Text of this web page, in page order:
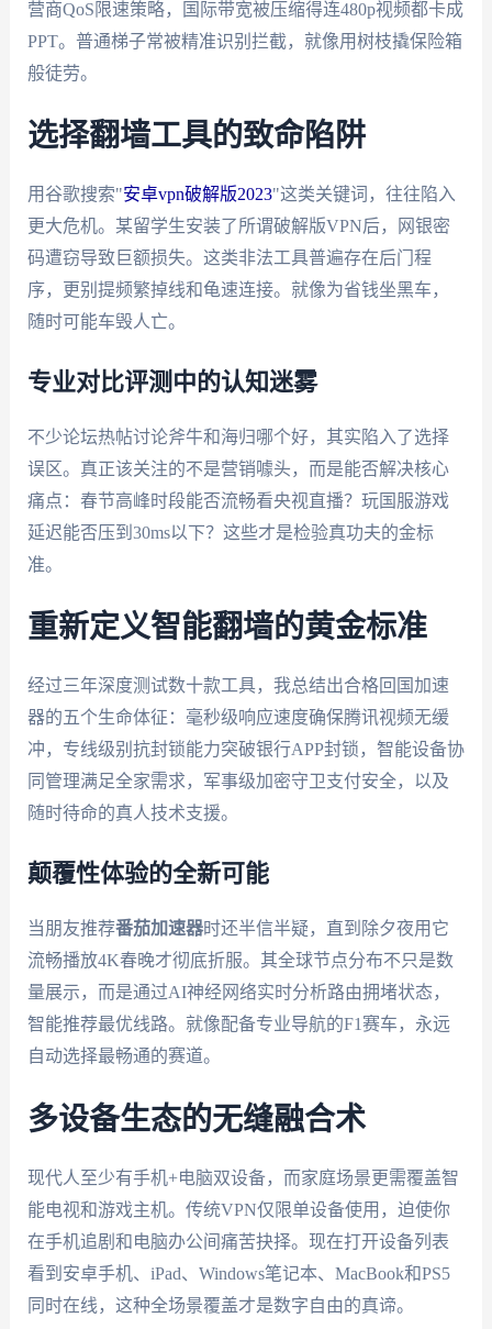
营商QoS限速策略，国际带宽被压缩得连480p视频都卡成
PPT。普通梯子常被精准识别拦截，就像用树枝撬保险箱
般徒劳。
选择翻墙工具的致命陷阱
用谷歌搜索"安卓vpn破解版2023"这类关键词，往往陷入
更大危机。某留学生安装了所谓破解版VPN后，网银密
码遭窃导致巨额损失。这类非法工具普遍存在后门程
序，更别提频繁掉线和龟速连接。就像为省钱坐黑车，
随时可能车毁人亡。
专业对比评测中的认知迷雾
不少论坛热帖讨论斧牛和海归哪个好，其实陷入了选择
误区。真正该关注的不是营销噱头，而是能否解决核心
痛点：春节高峰时段能否流畅看央视直播？玩国服游戏
延迟能否压到30ms以下？这些才是检验真功夫的金标
准。
重新定义智能翻墙的黄金标准
经过三年深度测试数十款工具，我总结出合格回国加速
器的五个生命体征：毫秒级响应速度确保腾讯视频无缓
冲，专线级别抗封锁能力突破银行APP封锁，智能设备协
同管理满足全家需求，军事级加密守卫支付安全，以及
随时待命的真人技术支援。
颠覆性体验的全新可能
当朋友推荐番茄加速器时还半信半疑，直到除夕夜用它
流畅播放4K春晚才彻底折服。其全球节点分布不只是数
量展示，而是通过AI神经网络实时分析路由拥堵状态，
智能推荐最优线路。就像配备专业导航的F1赛车，永远
自动选择最畅通的赛道。
多设备生态的无缝融合术
现代人至少有手机+电脑双设备，而家庭场景更需覆盖智
能电视和游戏主机。传统VPN仅限单设备使用，迫使你
在手机追剧和电脑办公间痛苦抉择。现在打开设备列表
看到安卓手机、iPad、Windows笔记本、MacBook和PS5
同时在线，这种全场景覆盖才是数字自由的真谛。